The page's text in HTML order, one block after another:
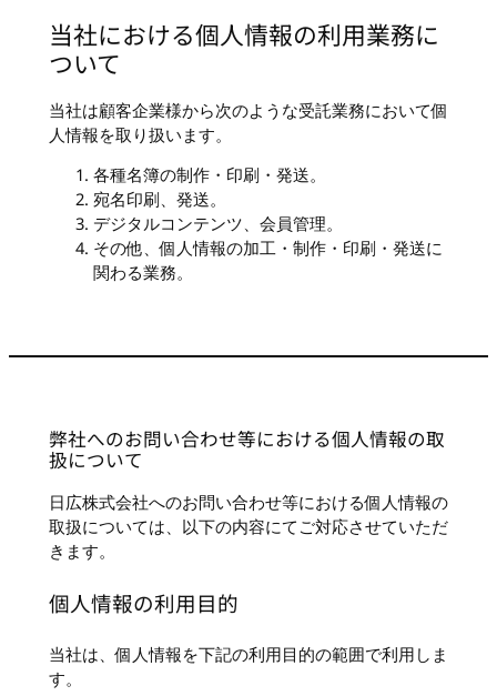
当社における個人情報の利用業務に
ついて
当社は顧客企業様から次のような受託業務において個
人情報を取り扱います。
各種名簿の制作・印刷・発送。
宛名印刷、発送。
デジタルコンテンツ、会員管理。
その他、個人情報の加工・制作・印刷・発送に
関わる業務。
弊社へのお問い合わせ等における個人情報の取
扱について
日広株式会社へのお問い合わせ等における個人情報の
取扱については、以下の内容にてご対応させていただ
きます。
個人情報の利用目的
当社は、個人情報を下記の利用目的の範囲で利用しま
す。